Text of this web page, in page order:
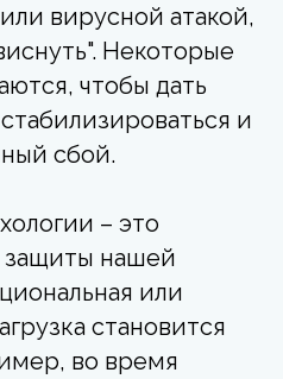
вирусной атакой,
Некоторые
чтобы дать
и
сбой.
– это
нашей
или
становится
во время